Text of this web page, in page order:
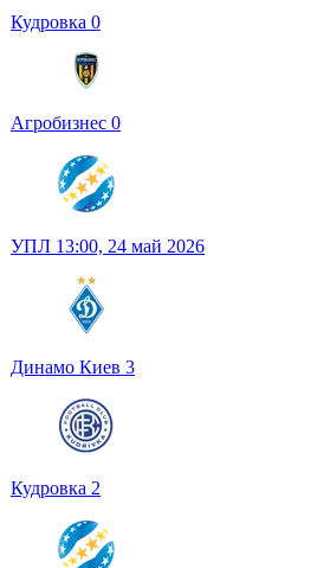
Кудровка 0
Агробизнес 0
УПЛ 13:00, 24 май 2026
Динамо Киев 3
Кудровка 2